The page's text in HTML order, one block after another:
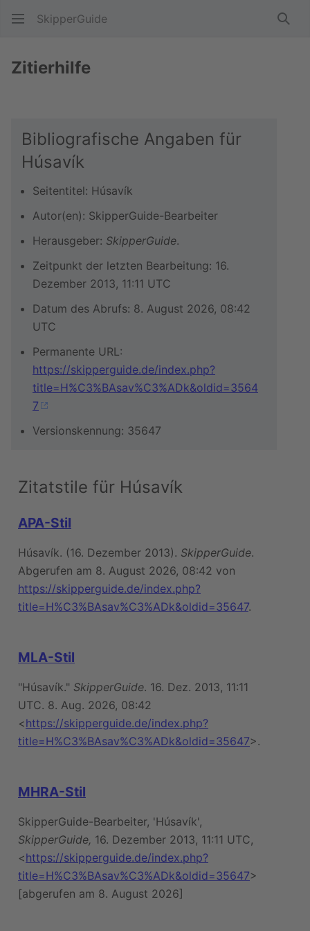
SkipperGuide
Zitierhilfe
Bibliografische Angaben für
Húsavík
Seitentitel: Húsavík
Autor(en): SkipperGuide-Bearbeiter
Herausgeber: SkipperGuide.
Zeitpunkt der letzten Bearbeitung: 16.
Dezember 2013, 11:11 UTC
Datum des Abrufs: 8. August 2026, 08:42
UTC
Permanente URL:
https://skipperguide.de/index.php?
title=H%C3%BAsav%C3%ADk&oldid=3564
7
Versionskennung: 35647
Zitatstile für Húsavík
APA-Stil
Húsavík. (16. Dezember 2013). SkipperGuide.
Abgerufen am 8. August 2026, 08:42 von
https://skipperguide.de/index.php?
title=H%C3%BAsav%C3%ADk&oldid=35647.
MLA-Stil
"Húsavík." SkipperGuide. 16. Dez. 2013, 11:11
UTC. 8. Aug. 2026, 08:42
<https://skipperguide.de/index.php?
title=H%C3%BAsav%C3%ADk&oldid=35647>.
MHRA-Stil
SkipperGuide-Bearbeiter, 'Húsavík',
SkipperGuide, 16. Dezember 2013, 11:11 UTC,
<https://skipperguide.de/index.php?
title=H%C3%BAsav%C3%ADk&oldid=35647>
[abgerufen am 8. August 2026]